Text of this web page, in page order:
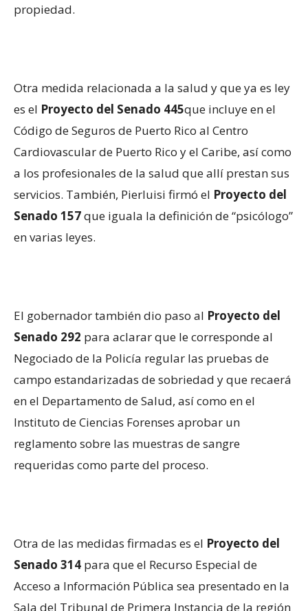
propiedad.
Otra medida relacionada a la salud y que ya es ley
es el Proyecto del Senado 445que incluye en el
Código de Seguros de Puerto Rico al Centro
Cardiovascular de Puerto Rico y el Caribe, así como
a los profesionales de la salud que allí prestan sus
servicios. También, Pierluisi firmó el Proyecto del
Senado 157que iguala la definición de “psicólogo”
en varias leyes.
El gobernador también dio paso al Proyecto del
Senado 292 para aclarar que le corresponde al
Negociado de la Policía regular las pruebas de
campo estandarizadas de sobriedad y que recaerá
en el Departamento de Salud, así como en el
Instituto de Ciencias Forenses aprobar un
reglamento sobre las muestras de sangre
requeridas como parte del proceso.
Otra de las medidas firmadas es el Proyecto del
Senado 314 para que el Recurso Especial de
Acceso a Información Pública sea presentado en la
Sala del Tribunal de Primera Instancia de la región